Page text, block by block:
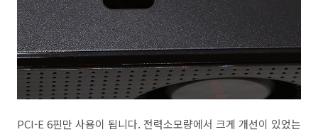
PCI-E 6핀만 사용이 됩니다. 전력소모량에서 크게 개선이 있었는